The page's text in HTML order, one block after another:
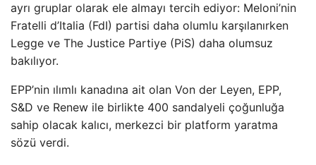
ayrı gruplar olarak ele almayı tercih ediyor: Meloni’nin
Fratelli d’Italia (FdI) partisi daha olumlu karşılanırken
Legge ve The Justice Partiye (PiS) daha olumsuz
bakılıyor.
EPP’nin ılımlı kanadına ait olan Von der Leyen, EPP,
S&D ve Renew ile birlikte 400 sandalyeli çoğunluğa
sahip olacak kalıcı, merkezci bir platform yaratma
sözü verdi.